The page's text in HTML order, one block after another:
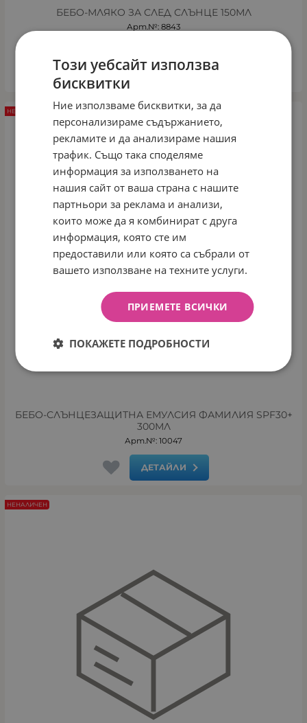
БЕБО-МЛЯКО ЗА СЛЕД СЛЪНЦЕ 150МЛ
Арт.№: 8843
КУПИ
БЕБО-СЛЪНЦЕЗАЩИТНА ЕМУЛСИЯ ФАМИЛИЯ SPF30+
300МЛ
Арт.№: 10047
ДЕТАЙЛИ
НЕНАЛИЧЕН
НЕНАЛИЧЕН
Този уебсайт използва
бисквитки
Ние използваме бисквитки, за да
персонализираме съдържанието,
рекламите и да анализираме нашия
трафик. Също така споделяме
информация за използването на
нашия сайт от ваша страна с нашите
партньори за реклама и анализи,
които може да я комбинират с друга
информация, която сте им
предоставили или която са събрали от
вашето използване на техните услуги.
ПРИЕМЕТЕ ВСИЧКИ
ПОКАЖЕТЕ ПОДРОБНОСТИ